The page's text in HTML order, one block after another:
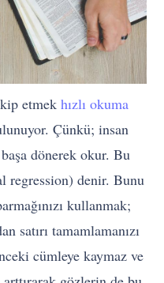
etmekhızlı okuma
Çünkü; insan
dönerek okur. Bu
regression) denir. Bunu
kullanmak;
satırı tamamlamanızı
cümleye kaymaz ve